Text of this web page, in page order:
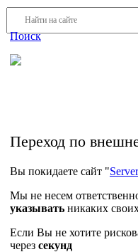
Поиск
Переход по
Вы покидаете сайт "
Мы не несем
указывать никаких
Если Вы не хотите
через секунд